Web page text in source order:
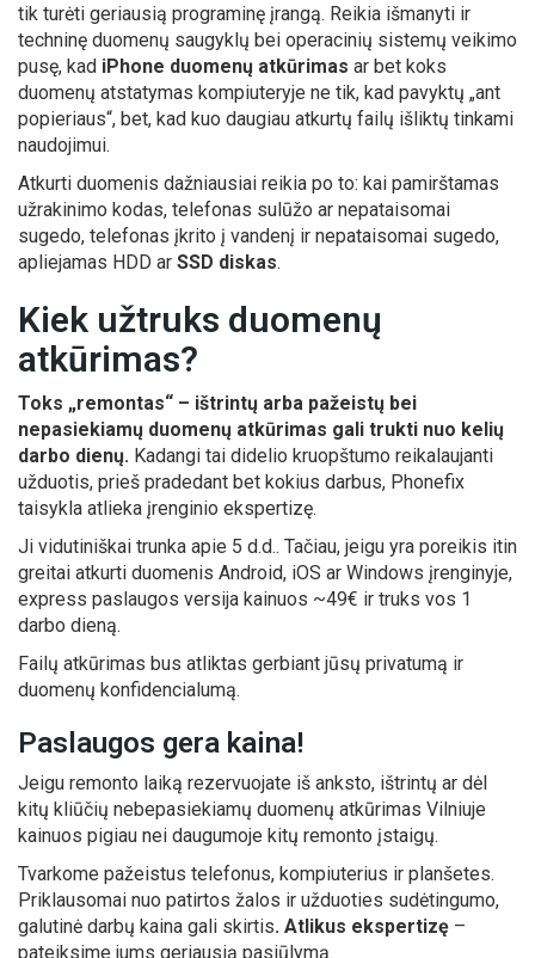
tik turėti geriausią programinę įrangą. Reikia išmanyti ir
techninę duomenų saugyklų bei operacinių sistemų veikimo
pusę, kad iPhone duomenų atkūrimas ar bet koks
duomenų atstatymas kompiuteryje ne tik, kad pavyktų „ant
popieriaus“, bet, kad kuo daugiau atkurtų failų išliktų tinkami
naudojimui.
Atkurti duomenis dažniausiai reikia po to: kai pamirštamas
užrakinimo kodas, telefonas sulūžo ar nepataisomai
sugedo, telefonas įkrito į vandenį ir nepataisomai sugedo,
apliejamas HDD ar SSD diskas.
Kiek užtruks duomenų
atkūrimas?
Toks „remontas“ – ištrintų arba pažeistų bei
nepasiekiamų duomenų atkūrimas gali trukti nuo kelių
darbo dienų. Kadangi tai didelio kruopštumo reikalaujanti
užduotis, prieš pradedant bet kokius darbus, Phonefix
taisykla atlieka įrenginio ekspertizę.
Ji vidutiniškai trunka apie 5 d.d.. Tačiau, jeigu yra poreikis itin
greitai atkurti duomenis Android, iOS ar Windows įrenginyje,
express paslaugos versija kainuos ~49€ ir truks vos 1
darbo dieną.
Failų atkūrimas bus atliktas gerbiant jūsų privatumą ir
duomenų konfidencialumą.
Paslaugos gera kaina!
Jeigu remonto laiką rezervuojate iš anksto, ištrintų ar dėl
kitų kliūčių nebepasiekiamų duomenų atkūrimas Vilniuje
kainuos pigiau nei daugumoje kitų remonto įstaigų.
Tvarkome pažeistus telefonus, kompiuterius ir planšetes.
Priklausomai nuo patirtos žalos ir užduoties sudėtingumo,
galutinė darbų kaina gali skirtis. Atlikus ekspertizę –
pateiksime jums geriausią pasiūlymą.